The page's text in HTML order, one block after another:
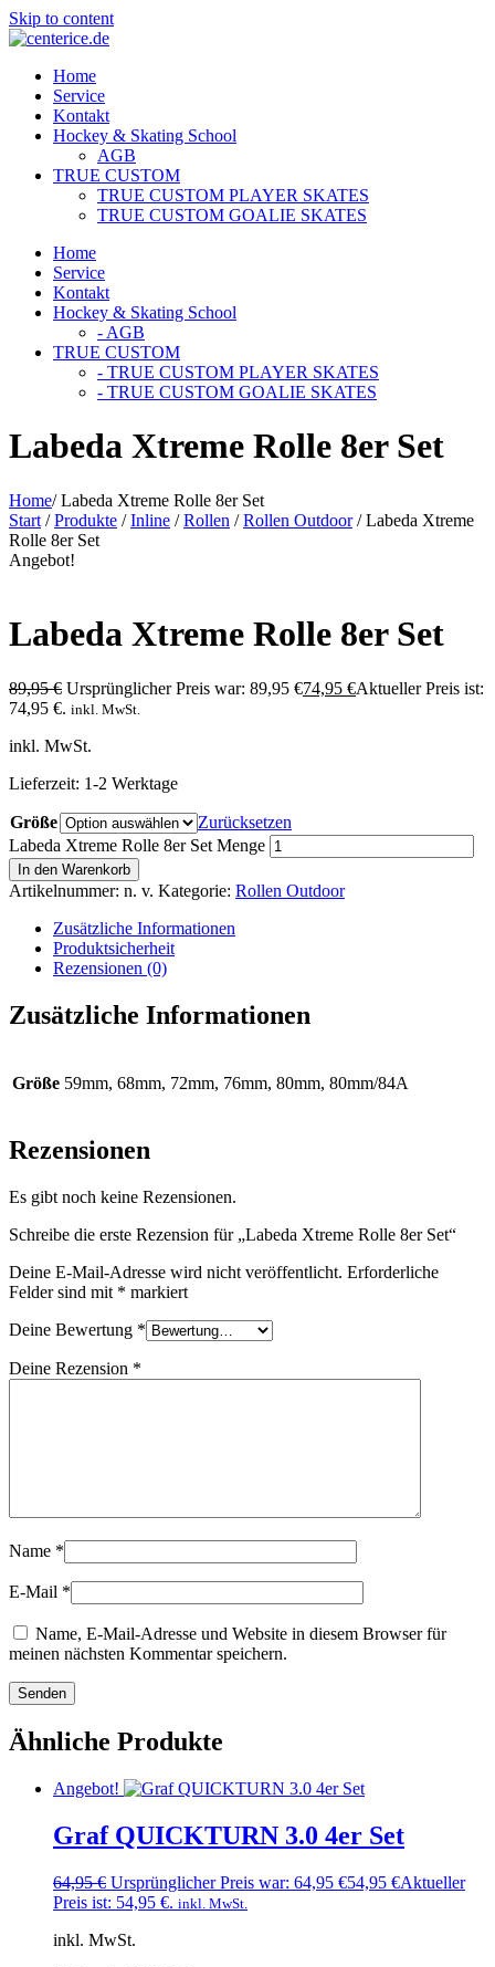
Skip to content
Home
Service
Kontakt
Hockey & Skating School
AGB
TRUE CUSTOM
TRUE CUSTOM PLAYER SKATES
TRUE CUSTOM GOALIE SKATES
Home
Service
Kontakt
Hockey & Skating School
- AGB
TRUE CUSTOM
- TRUE CUSTOM PLAYER SKATES
- TRUE CUSTOM GOALIE SKATES
Labeda Xtreme Rolle 8er Set
Home/Labeda Xtreme Rolle 8er Set
Start /Produkte /Inline /Rollen /Rollen Outdoor/ Labeda Xtreme
Rolle 8er Set
Angebot!
Labeda Xtreme Rolle 8er Set
89,95€ Ursprünglicher Preis war: 89,95 €74,95 €Aktueller Preis ist:
74,95 €. inkl. MwSt.
inkl. MwSt.
Lieferzeit: 1-2 Werktage
Größe
Zurücksetzen
Labeda Xtreme Rolle 8er Set Menge
In den Warenkorb
Artikelnummer: n. v. Kategorie: Rollen Outdoor
Zusätzliche Informationen
Produktsicherheit
Rezensionen (0)
Zusätzliche Informationen
Größe 59mm, 68mm, 72mm, 76mm, 80mm, 80mm/84A
Rezensionen
Es gibt noch keine Rezensionen.
Schreibe die erste Rezension für „Labeda Xtreme Rolle 8er Set“
Deine E-Mail-Adresse wird nicht veröffentlicht. Erforderliche
Felder sind mit * markiert
Deine Bewertung *
Deine Rezension *
Name *
E-Mail *
Name, E-Mail-Adresse und Website in diesem Browser für
meinen nächsten Kommentar speichern.
Ähnliche Produkte
Angebot!
Graf QUICKTURN 3.0 4er Set
64,95€ Ursprünglicher Preis war: 64,95 €54,95 €Aktueller
Preis ist: 54,95 €. inkl. MwSt.
inkl. MwSt.